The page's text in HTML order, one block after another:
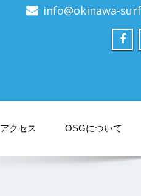
info@okinawa-
アクセス OSGについて